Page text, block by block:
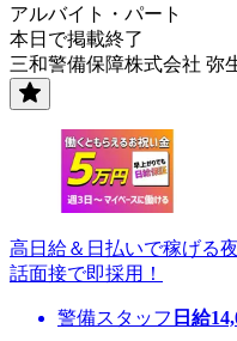
アルバイト・パート
本日で掲載終了
三和警備保障株式会社 弥
高日給＆日払いで稼げる
話面接で即採用！
警備スタッフ 日給